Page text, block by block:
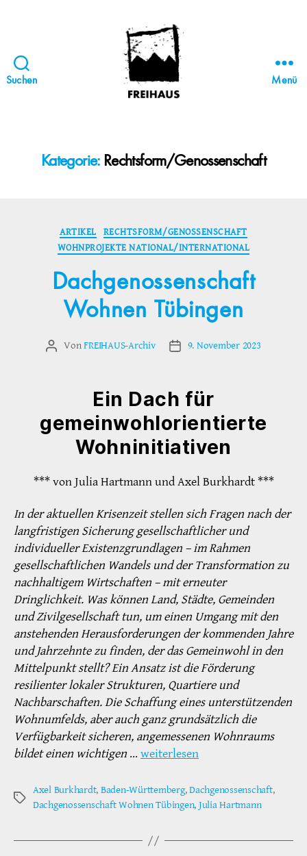
Suchen
STATTBAU
HAMBURG
Menü
Kategorie: Rechtsform/Genossenschaft
Kategorien
ARTIKEL
RECHTSFORM/GENOSSENSCHAFT
WOHNPROJEKTE NATIONAL/INTERNATIONAL
Dachgenossenschaft
Wohnen Tübingen
Beitragsautor
VonFREIHAUS-Archiv Veröffentlichungsdatum
9. November 2023
Ein Dach für
gemeinwohlorientierte
Wohninitiativen
*** von Julia Hartmann und Axel Burkhardt ***
In der aktuellen Krisenzeit stellen sich Fragen nach der
langfristigen Sicherung gesellschaftlicher und
individueller Existenzgrundlagen – im Rah­men
gesellschaftlichen Wandels und der Trans­formation zu
nachhaltigem Wirtschaften – mit er­neuter
Dringlichkeit. Was können Land, Städte, Gemeinden
und Zivilgesellschaft tun, um einen Umgang mit den
anstehenden Herausforderungen der kommenden Jahre
und Jahrzehnte zu finden, der das Gemeinwohl in den
Mittelpunkt stellt? Ein Ansatz ist die Förderung
resilienter lokaler Struk­turen, Quartiere und
Nachbarschaften. Die Schaf­fung eines unterstützenden
Wohnumfelds, aber auch ganz grundsätzlich die
Verfügbarkeit siche­ren, angemessenen Wohnraums
bildet einen wich­tigen … weiterlesen
Schlagwörter
Axel Burkhardt, Baden-Württemberg,Dachgenossenschaft,
Dachgenossenschaft Wohnen Tübingen, Julia Hartmann